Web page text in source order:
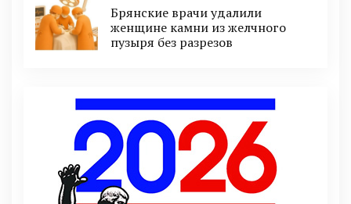
Брянские врачи удалили
женщине камни из желчного
пузыря без разрезов